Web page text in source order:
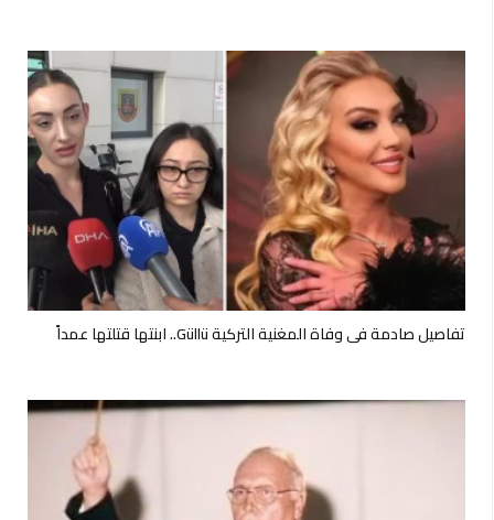
تفاصيل صادمة في وفاة المغنية التركية Güllü.. ابنتها قتلتها عمداً